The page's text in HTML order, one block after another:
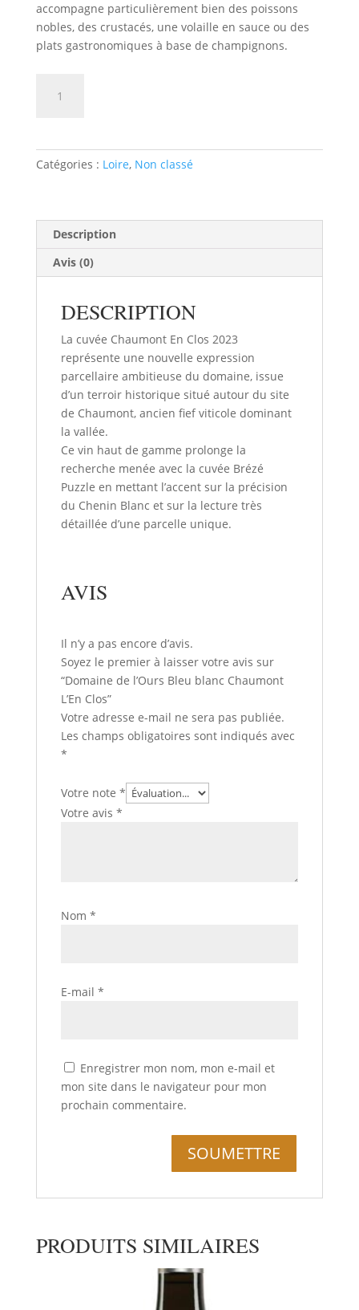
accompagne particulièrement bien des poissons
nobles, des crustacés, une volaille en sauce ou des
plats gastronomiques à base de champignons.
l'Ours
L'En
Clos
Catégories : Loire, Non classé
Description
Avis (0)
DESCRIPTION
La cuvée Chaumont En Clos 2023
représente une nouvelle expression
parcellaire ambitieuse du domaine, issue
d’un terroir historique situé autour du site
de Chaumont, ancien fief viticole dominant
la vallée.
Ce vin haut de gamme prolonge la
recherche menée avec la cuvée Brézé
Puzzle en mettant l’accent sur la précision
du Chenin Blanc et sur la lecture très
détaillée d’une parcelle unique.
AVIS
Il n’y a pas encore d’avis.
Soyez le premier à laisser votre avis sur
“Domaine de l’Ours Bleu blanc Chaumont
L’En Clos”
Votre adresse e-mail ne sera pas publiée.
Les champs obligatoires sont indiqués avec
*
Votre note *
Votre avis *
Nom *
E-mail *
Enregistrer mon nom, mon e-mail et
mon site dans le navigateur pour mon
prochain commentaire.
PRODUITS SIMILAIRES